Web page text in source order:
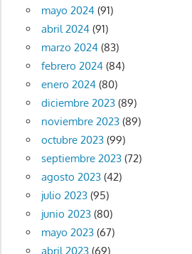
mayo 2024(91)
abril 2024(91)
marzo 2024(83)
febrero 2024(84)
enero 2024(80)
diciembre 2023(89)
noviembre 2023(89)
octubre 2023(99)
septiembre 2023(72)
agosto 2023(42)
julio 2023(95)
junio 2023(80)
mayo 2023(67)
abril 2023(69)